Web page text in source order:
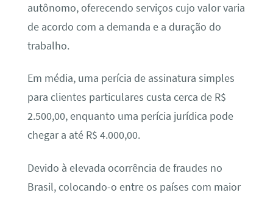
autônomo, oferecendo serviços cujo valor varia
de acordo com a demanda e a duração do
trabalho.
Em média, uma perícia de assinatura simples
para clientes particulares custa cerca de R$
2.500,00, enquanto uma perícia jurídica pode
chegar a até R$ 4.000,00.
Devido à elevada ocorrência de fraudes no
Brasil, colocando-o entre os países com maior